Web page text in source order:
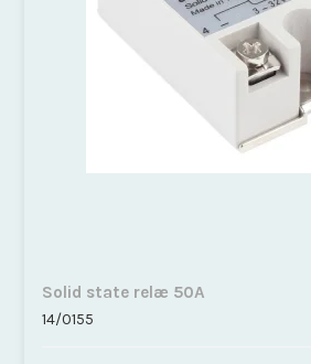
Solid state relæ 50A
14/0155